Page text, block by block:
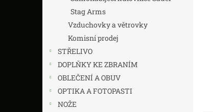
Stag Arms
Vzduchovky a větrovky
Komisní prodej
STŘELIVO
DOPLŇKY KE ZBRANÍM
OBLEČENÍ A OBUV
OPTIKA A FOTOPASTI
NOŽE